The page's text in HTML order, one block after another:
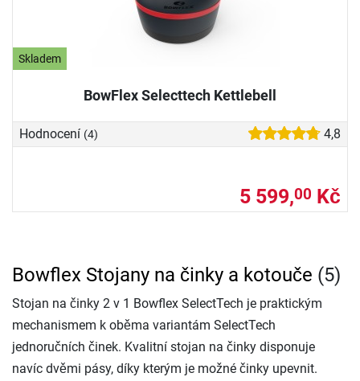
Skladem
BowFlex Selecttech Kettlebell
Hodnocení (4) 4,8
5 599,00 Kč
Bowflex Stojany na činky a kotouče (5)
Stojan na činky 2 v 1 Bowflex SelectTech je praktickým
mechanismem k oběma variantám SelectTech
jednoručních činek. Kvalitní stojan na činky disponuje
navíc dvěmi pásy, díky kterým je možné činky upevnit.